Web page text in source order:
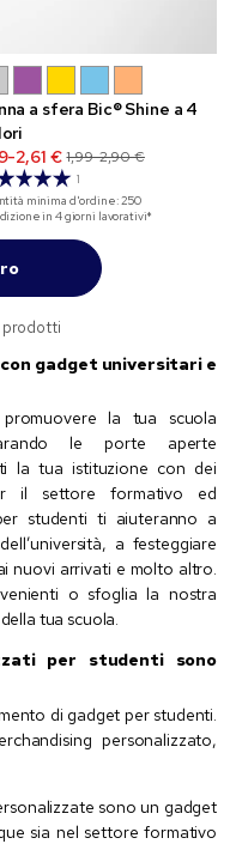
a sfera Bic® Shine a 4
2,61 € 1,99-2,90 €
1
minima d'ordine:250
in 4 giorni lavorativi*
prodotti
gadget universitari e
la tua scuola
le porte aperte
la tua istituzione con dei
il settore formativo ed
studenti ti aiuteranno a
a festeggiare
nuovi arrivati e molto altro.
o sfoglia la nostra
tua scuola.
per studenti sono
di gadget per studenti.
personalizzato,
sono un gadget
sia nel settore formativo